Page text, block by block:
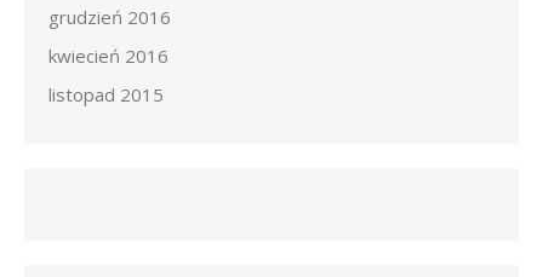
grudzień 2016
kwiecień 2016
listopad 2015